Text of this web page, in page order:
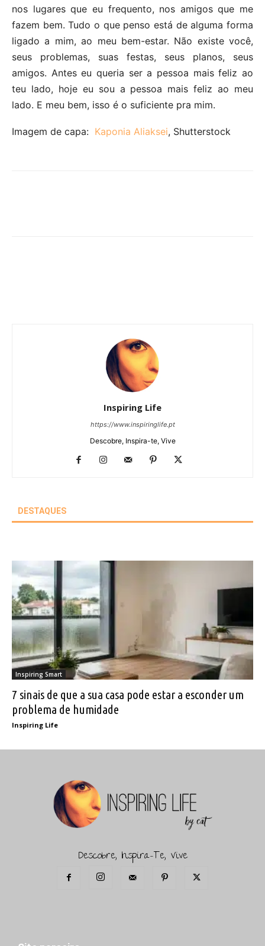
nos lugares que eu frequento, nos amigos que me
fazem bem. Tudo o que penso está de alguma forma
ligado a mim, ao meu bem-estar. Não existe você,
seus problemas, suas festas, seus planos, seus
amigos. Antes eu queria ser a pessoa mais feliz ao
teu lado, hoje eu sou a pessoa mais feliz ao meu
lado. E meu bem, isso é o suficiente pra mim.
Imagem de capa: Kaponia Aliaksei, Shutterstock
Inspiring Life
https://www.inspiringlife.pt
Descobre, Inspira-te, Vive
DESTAQUES
Inspiring Smart
7 sinais de que a sua casa pode estar a esconder um
problema de humidade
Inspiring Life
Descobre, Inspira-Te, Vive